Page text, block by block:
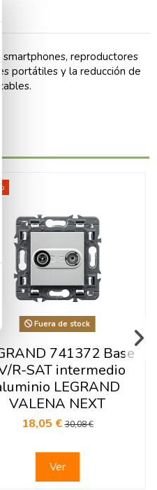
reproductores
portátiles y la reducción de
Fuera de stock
741372 Base
R-SAT intermedio
LEGRAND
VALENA NEXT
18,05 €30,08 €
Ver